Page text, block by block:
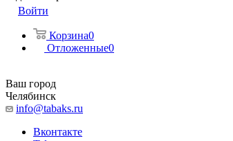
Войти
Корзина0
Отложенные0
Ваш город
Челябинск
info@tabaks.ru
Вконтакте